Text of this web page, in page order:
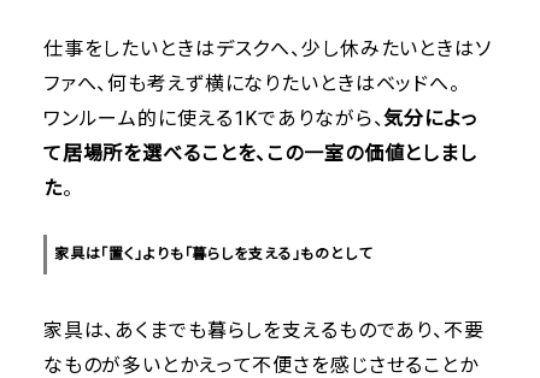
仕事をしたいときはデスクへ、少し休みたいときはソ
ファへ、何も考えず横になりたいときはベッドへ。
ワンルーム的に使える1Kでありながら、気分によっ
て居場所を選べることを、この一室の価値としまし
た。
家具は「置く」よりも「暮らしを支える」ものとして
家具は、あくまでも暮らしを支えるものであり、不要
なものが多いとかえって不便さを感じさせることか